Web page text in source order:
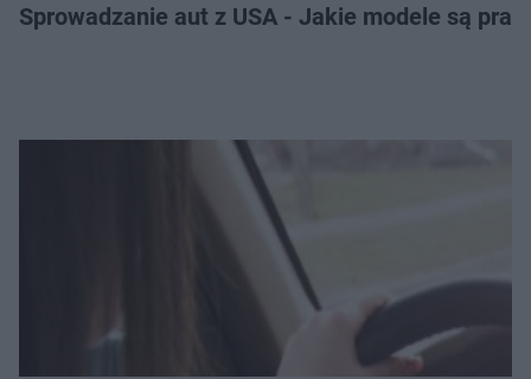
Sprowadzanie aut z USA - Jakie modele są